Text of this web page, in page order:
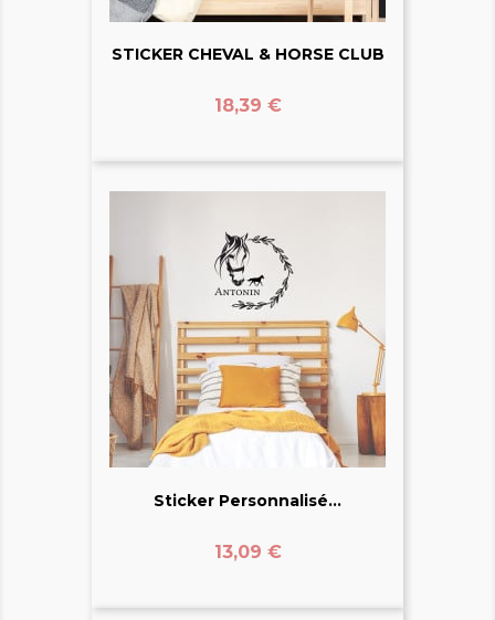
STICKER CHEVAL & HORSE CLUB
Prix
18,39 €
Sticker Personnalisé...
Prix
13,09 €